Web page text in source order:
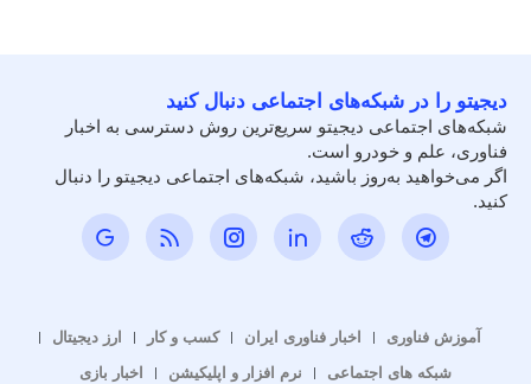
دیجیتو را در شبکه‌های اجتماعی دنبال کنید
شبکه‌های اجتماعی دیجیتو سریع‌ترین روش دسترسی به اخبار
فناوری، علم و خودرو است.
اگر می‌خواهید به‌روز باشید، شبکه‌های اجتماعی دیجیتو را دنبال
کنید.
آموزش فناوری اخبار فناوری ایران کسب و کار
ارز دیجیتال
شبکه های اجتماعی
نرم افزار و اپلیکیشن اخبار بازی